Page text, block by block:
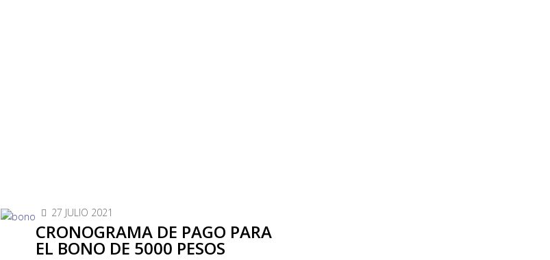
27 JULIO 2021
CRONOGRAMA DE PAGO PARA
EL BONO DE 5000 PESOS